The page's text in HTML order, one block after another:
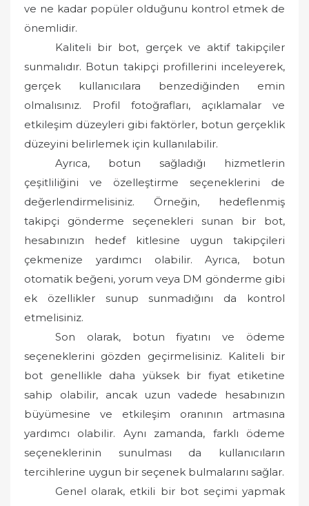
ve ne kadar popüler olduğunu kontrol etmek de
önemlidir.
Kaliteli bir bot, gerçek ve aktif takipçiler
sunmalıdır. Botun takipçi profillerini inceleyerek,
gerçek kullanıcılara benzediğinden emin
olmalısınız. Profil fotoğrafları, açıklamalar ve
etkileşim düzeyleri gibi faktörler, botun gerçeklik
düzeyini belirlemek için kullanılabilir.
Ayrıca, botun sağladığı hizmetlerin
çeşitliliğini ve özelleştirme seçeneklerini de
değerlendirmelisiniz. Örneğin, hedeflenmiş
takipçi gönderme seçenekleri sunan bir bot,
hesabınızın hedef kitlesine uygun takipçileri
çekmenize yardımcı olabilir. Ayrıca, botun
otomatik beğeni, yorum veya DM gönderme gibi
ek özellikler sunup sunmadığını da kontrol
etmelisiniz.
Son olarak, botun fiyatını ve ödeme
seçeneklerini gözden geçirmelisiniz. Kaliteli bir
bot genellikle daha yüksek bir fiyat etiketine
sahip olabilir, ancak uzun vadede hesabınızın
büyümesine ve etkileşim oranının artmasına
yardımcı olabilir. Aynı zamanda, farklı ödeme
seçeneklerinin sunulması da kullanıcıların
tercihlerine uygun bir seçenek bulmalarını sağlar.
Genel olarak, etkili bir bot seçimi yapmak